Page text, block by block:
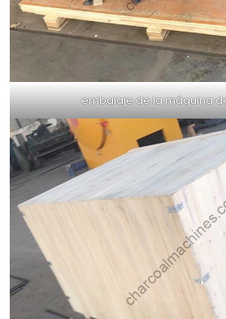
embalaje de la máquina